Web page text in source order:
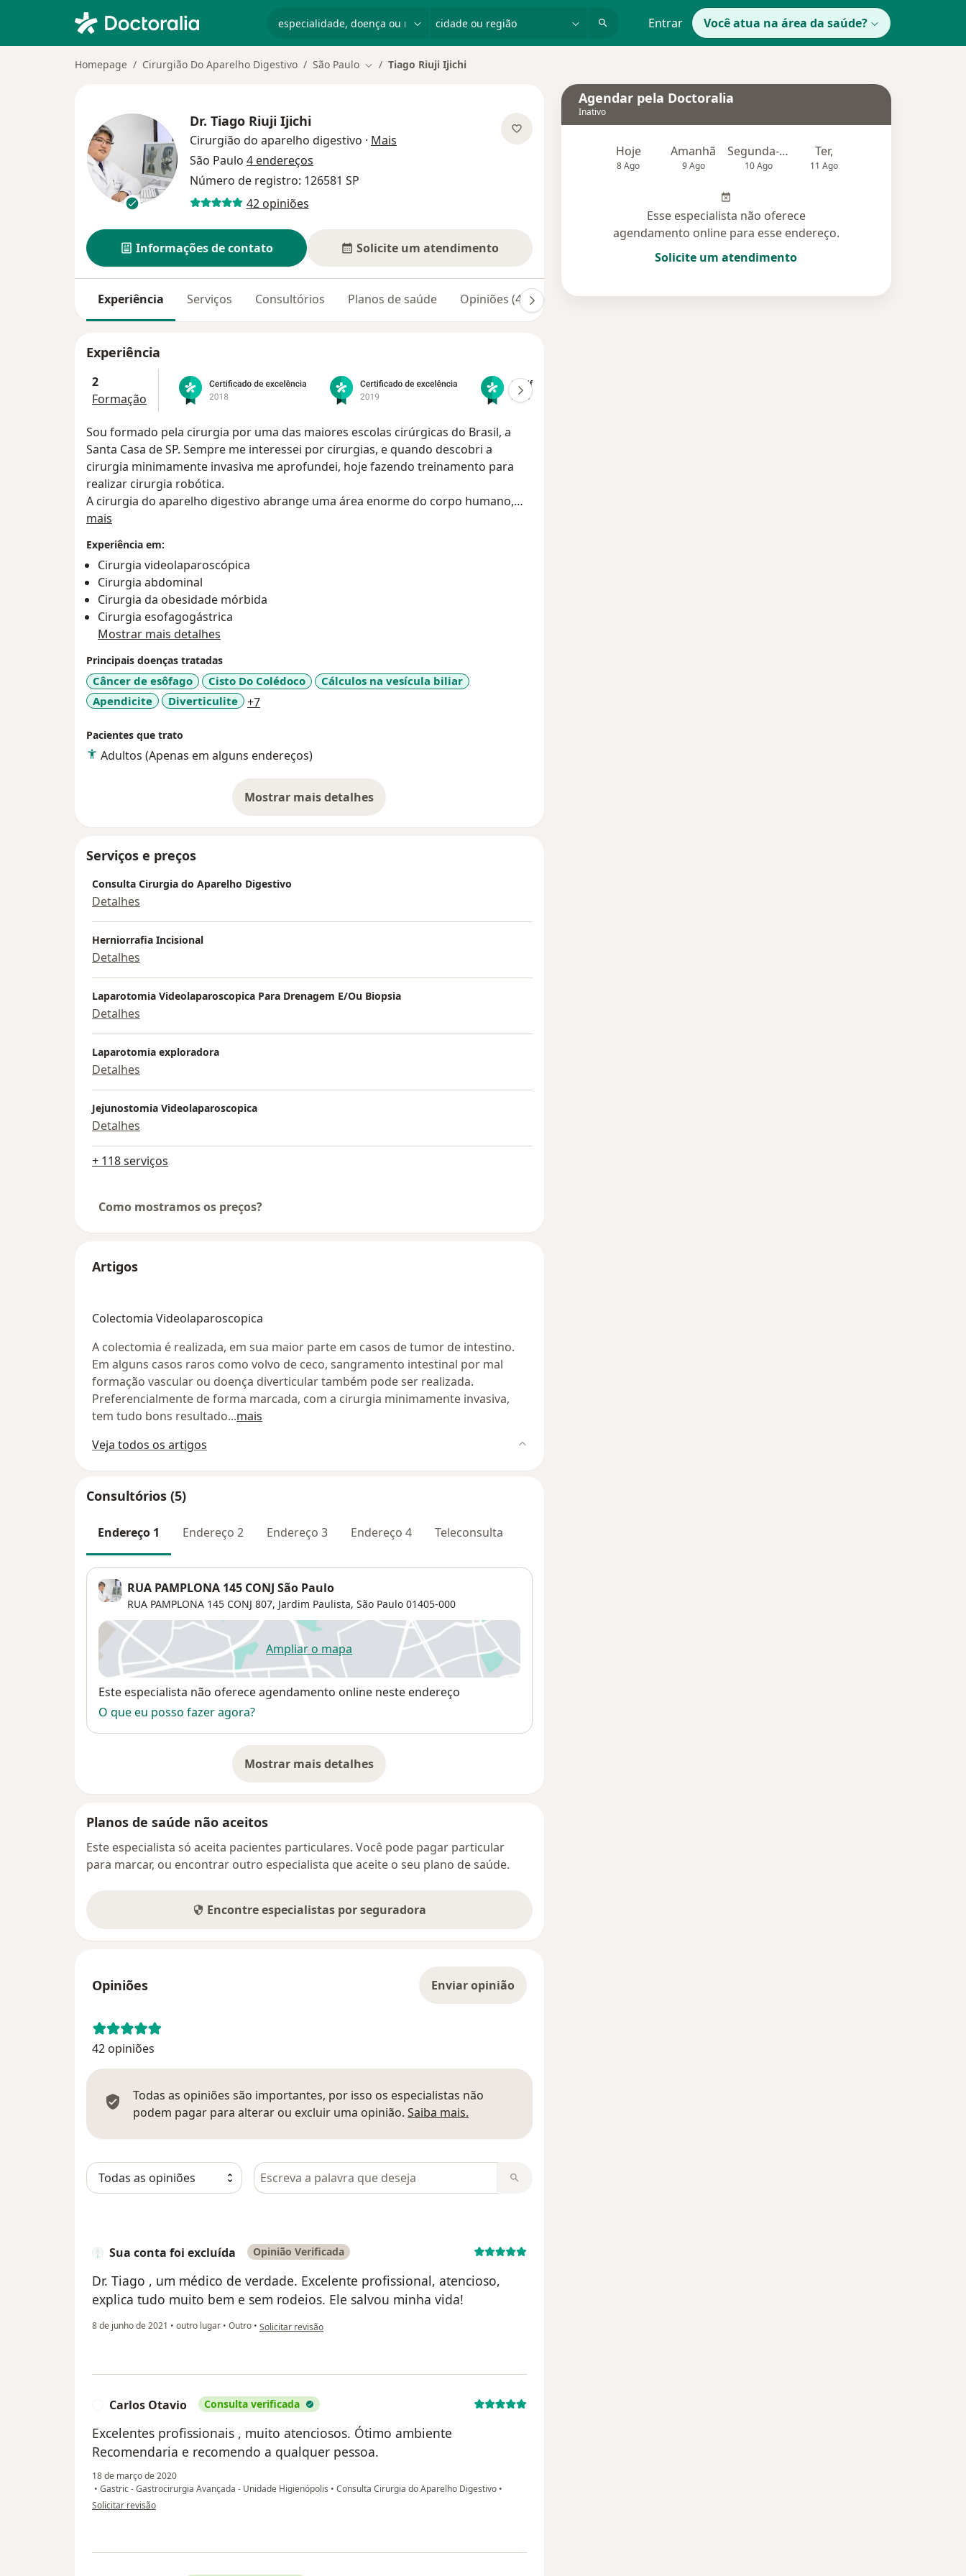
Entrar Você atua na área da saúde?
Homepage Cirurgião Do Aparelho Digestivo São Paulo Mudar de cidade
Tiago Riuji Ijichi
Dr. Tiago Riuji Ijichi
Cirurgião do aparelho digestivo · Mais
São Paulo 4 endereços
Número de registro: 126581 SP
42 opiniões
Informações de contato Solicite um atendimento
Experiência Serviços Consultórios Planos de saúde Opiniões (42) Dúvidas respondidas (96)
Experiência
2
Formação
Sou formado pela cirurgia por uma das maiores escolas cirúrgicas do Brasil, a
Santa Casa de SP. Sempre me interessei por cirurgias, e quando descobri a
cirurgia minimamente invasiva me aprofundei, hoje fazendo treinamento para
realizar cirurgia robótica.
A cirurgia do aparelho digestivo abrange uma área enorme do corpo humano,
desde o esôfago até o região anal. Cada vez mais temos optado por
procedimentos minimamente invasivos, como a laparoscopia ou cirurgia
robótica(em treinamento). São cirurgias feitas através de pequenos orifícios no
abdome do paciente, que proporciona recuperação mais rápida, menos dor pós
operatória e retorno mais precoce às atividades físicas e ao trabalho.
O principal do cirurgião moderno, além de técnica, é o cuidado pré e pós
operatório, com manejo adequado, explicando pro paciente os benefícios e os
malefícios do procedimento, vantagens e principalmente alertar sobre o
possíveis complicações e perspectivas em relação ao tratamento.
mais
Experiência em:
Cirurgia videolaparoscópica
Cirurgia abdominal
Cirurgia da obesidade mórbida
Cirurgia esofagogástrica
Mostrar mais detalhes
Principais doenças tratadas
Câncer de esôfago Cisto Do Colédoco
Cálculos na vesícula biliar
Apendicite
Diverticulite +7a11y_sr_more_diseases
Pacientes que trato
Adultos (Apenas em alguns endereços)
Mostrar mais detalhes
sobre a experiência
Serviços e preços
Consulta Cirurgia do Aparelho Digestivo
Detalhes
Herniorrafia Incisional
Detalhes
Laparotomia Videolaparoscopica Para Drenagem E/Ou Biopsia
Detalhes
Laparotomia exploradora
Detalhes
Jejunostomia Videolaparoscopica
Detalhes
+ 118 serviços
Como mostramos os preços?
Artigos
Colectomia Videolaparoscopica
A colectomia é realizada, em sua maior parte em casos de tumor de intestino.
Em alguns casos raros como volvo de ceco, sangramento intestinal por mal
formação vascular ou doença diverticular também pode ser realizada.
Preferencialmente de forma marcada, com a cirurgia minimamente invasiva,
tem tudo bons resultado...mais
Veja todos os artigos
Consultórios (5)
Endereço 1 Endereço 2 Endereço 3 Endereço 4 Teleconsulta
RUA PAMPLONA 145 CONJ São Paulo
RUA PAMPLONA 145 CONJ 807, Jardim Paulista, São Paulo 01405-000
Ampliar o mapaabre num novo separador
Disponibilidade
Este especialista não oferece agendamento online neste endereço
O que eu posso fazer agora?
Mostrar mais detalhes
sobre o endereço
Planos de saúde não aceitos
Este especialista só aceita pacientes particulares. Você pode pagar particular
para marcar, ou encontrar outro especialista que aceite o seu plano de saúde.
Encontre especialistas por seguradora
Opiniões Enviar opinião
42 opiniões
Todas as opiniões são importantes, por isso os especialistas não
podem pagar para alterar ou excluir uma opinião. Saiba mais.
Pesquisar em opiniões
Sua conta foi excluída Opinião Verificada
Dr. Tiago , um médico de verdade. Excelente profissional, atencioso,
explica tudo muito bem e sem rodeios. Ele salvou minha vida!
8 de junho de 2021 • outro lugar • Outro • na opinião do utilizador Sua conta foi excluída
Solicitar revisão
Carlos Otavio Consulta verificada
Excelentes profissionais , muito atenciosos. Ótimo ambiente
Recomendaria e recomendo a qualquer pessoa.
18 de março de 2020
• Gastric - Gastrocirurgia Avançada - Unidade Higienópolis • Consulta Cirurgia do Aparelho Digestivo •
na opinião do utilizador Carlos Otavio
Solicitar revisão
Agendar pela Doctoralia
Inativo
Hoje
8 Ago
Amanhã
9 Ago
Segunda-feira
10 Ago
Ter,
11 Ago
Esse especialista não oferece
agendamento online para esse endereço.
Solicite um atendimento